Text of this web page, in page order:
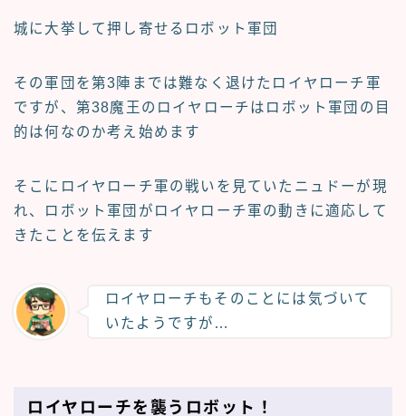
城に大挙して押し寄せるロボット軍団
その軍団を第3陣までは難なく退けたロイヤローチ軍
ですが、第38魔王のロイヤローチはロボット軍団の目
的は何なのか考え始めます
そこにロイヤローチ軍の戦いを見ていたニュドーが現
れ、ロボット軍団がロイヤローチ軍の動きに適応して
きたことを伝えます
ロイヤローチもそのことには気づいて
いたようですが…
ロイヤローチを襲うロボット！